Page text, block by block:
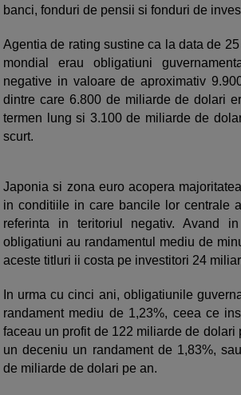
banci, fonduri de pensii si fonduri de
Agentia de rating sustine ca la data de
mondial erau obligatiuni
negative in valoare de aproximativ
dintre care 6.800 de miliarde de dolari
termen lung si 3.100 de miliarde de
scurt.
Japonia si zona euro acopera
in conditiile in care bancile lor centrale
referinta in teritoriul negativ. Avand
obligatiuni au randamentul mediu de
aceste titluri ii costa pe investitori 24
In urma cu cinci ani, obligatiunile
randament mediu de 1,23%, ceea ce
faceau un profit de 122 miliarde de dolari
un deceniu un randament de 1,83%,
de miliarde de dolari pe an.